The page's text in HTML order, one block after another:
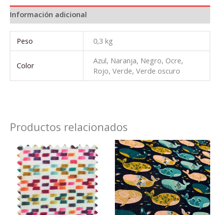
Información adicional
Peso 0,3 kg
Color
Azul, Naranja, Negro, Ocre,
Rojo, Verde, Verde oscuro
Productos relacionados